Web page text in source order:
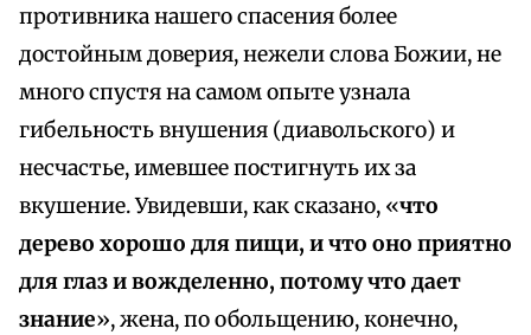
противника нашего спасения более
достойным доверия, нежели слова Божии, не
много спустя на самом опыте узнала
гибельность внушения (диавольского) и
несчастье, имевшее постигнуть их за
вкушение. Увидевши, как сказано, «что
дерево хорошо для пищи, и что оно приятно
для глаз и вожделенно, потому что дает
знание», жена, по обольщению, конечно,